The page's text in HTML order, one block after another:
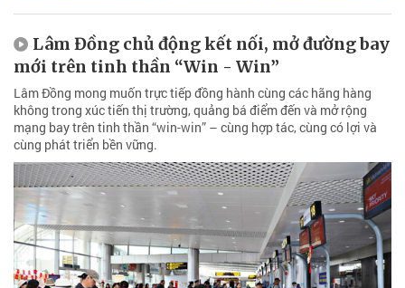
Lâm Đồng chủ động kết nối, mở đường bay
mới trên tinh thần “Win - Win”
Lâm Đồng mong muốn trực tiếp đồng hành cùng các hãng hàng
không trong xúc tiến thị trường, quảng bá điểm đến và mở rộng
mạng bay trên tinh thần “win-win” – cùng hợp tác, cùng có lợi và
cùng phát triển bền vững.